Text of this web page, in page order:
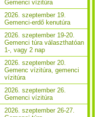
Gemenci vízitúra
2026. szeptember 19.
Gemenci-erdő kenutúra
2026. szeptember 19-20.
Gemenci túra választhatóan
1-, vagy 2 nap
2026. szeptember 20.
Gemenc vízitúra, gemenci
vízitúra
2026. szeptember 26.
Gemenci vízitúra
2026. szeptember 26-27.